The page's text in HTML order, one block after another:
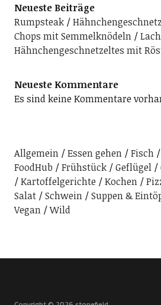
Neueste Beiträge
Rumpsteak
Chops mit Semmelknödeln
Hähnchengeschnetzeltes mit
Neueste Kommentare
Es sind keine Kommentare
Allgemein Essen gehen Fisch
FoodHub
Frühstück Geflügel
Kartoffelgerichte
Kochen
Salat
Schwein Suppen &
Vegan
Wild